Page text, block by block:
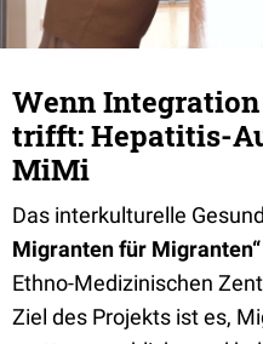
Wenn
trifft: Hepatitis-
MiMi
Das interkulturelle
Migranten für
Ethno-Medizinischen
Ziel des Projekts ist es,